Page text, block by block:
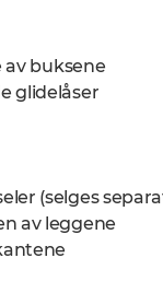
av buksene
glidelåser
(selges
av leggene